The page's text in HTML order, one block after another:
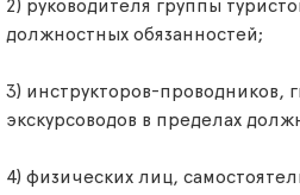
2) руководителя группы
должностных обязанностей;
3) инструкторов-проводников,
экскурсоводов в пределах
4) физических лиц,